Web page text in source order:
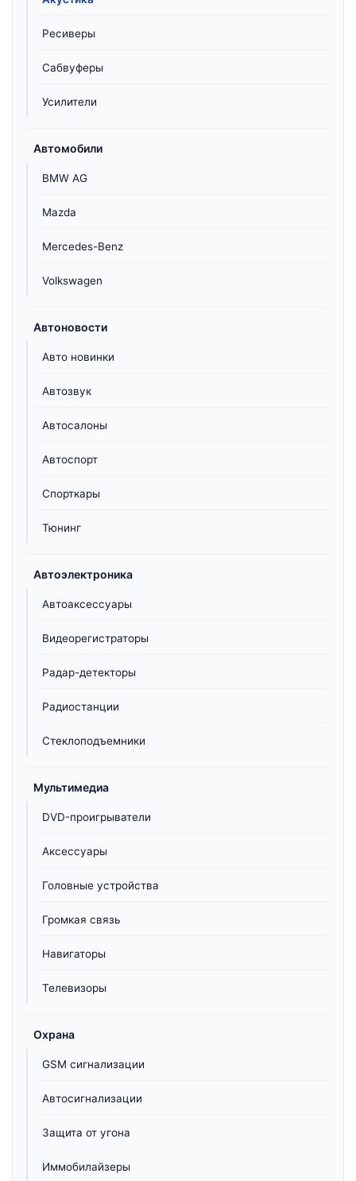
Ресиверы
Сабвуферы
Усилители
Автомобили
BMW AG
Mazda
Mercedes-Benz
Volkswagen
Автоновости
Авто новинки
Автозвук
Автосалоны
Автоспорт
Спорткары
Тюнинг
Автоэлектроника
Автоаксессуары
Видеорегистраторы
Радар-детекторы
Радиостанции
Стеклоподъемники
Мультимедиа
DVD-проигрыватели
Аксессуары
Головные устройства
Громкая связь
Навигаторы
Телевизоры
Охрана
GSM сигнализации
Автосигнализации
Защита от угона
Иммобилайзеры